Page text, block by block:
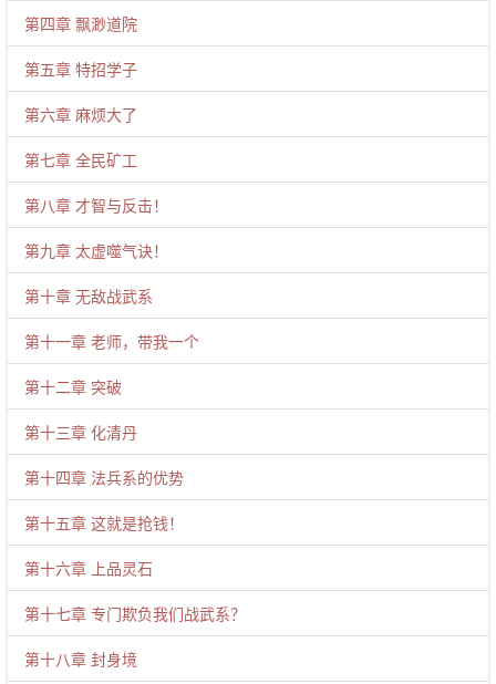
第四章 飘渺道院
第五章 特招学子
第六章 麻烦大了
第七章 全民矿工
第八章 才智与反击！
第九章 太虚噬气诀！
第十章 无敌战武系
第十一章 老师，带我一个
第十二章 突破
第十三章 化清丹
第十四章 法兵系的优势
第十五章 这就是抢钱！
第十六章 上品灵石
第十七章 专门欺负我们战武系？
第十八章 封身境